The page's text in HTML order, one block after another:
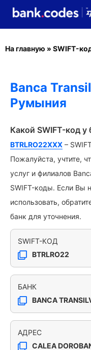
На главную » SWIFT-
Banca
Румыния
Какой SWIFT-код у
BTRLRO22XXX –
Пожалуйста, учтите,
услуг и филиалов
SWIFT-коды. Если Вы
использовать,
банк для уточнения.
SWIFT-КОД
BTRLRO22
БАНК
BANCA
АДРЕС
CALEA